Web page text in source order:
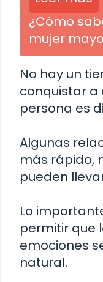
¿Cómo
mujer
No hay un
conquistar a
persona es
Algunas
más rápido,
pueden
Lo
permitir que
emociones
natural.